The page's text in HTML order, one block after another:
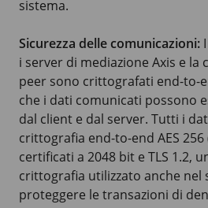
sistema.
Sicurezza delle comunicazioni:
i server di mediazione Axis e la
peer sono crittografati end-to-
che i dati comunicati possono
dal client e dal server. Tutti i
crittografia end-to-end AES
certificati a 2048 bit e TLS 1.2,
crittografia utilizzato anche
proteggere le transazioni di